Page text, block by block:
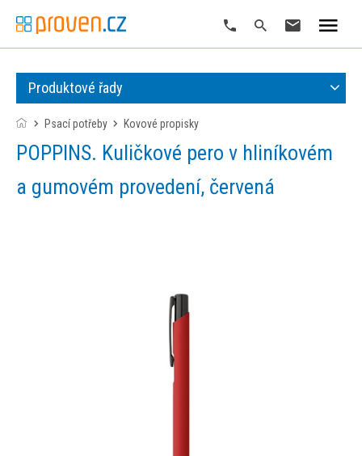
Produktové řady
Psací potřeby kovové propisky
POPPINS. Kuličkové pero v hliníkovém
a gumovém provedení, červená